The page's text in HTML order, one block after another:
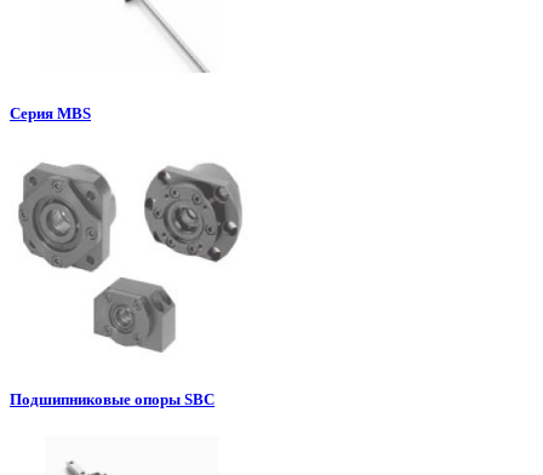
Серия MBS
Подшипниковые опоры SBC